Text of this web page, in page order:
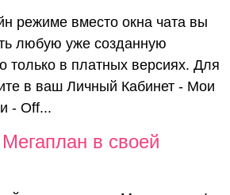
режиме вместо окна чата вы
любую уже созданную
только в платных версиях. Для
в ваш Личный Кабинет - Мои
- Off...
в своей